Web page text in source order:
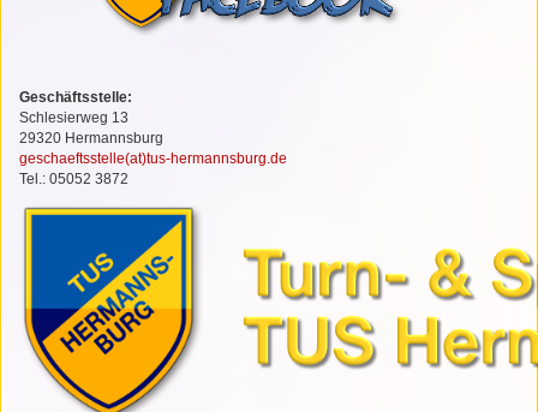
Geschäftsstelle:
Schlesierweg 13
29320 Hermannsburg
geschaeftsstelle(at)tus-hermannsburg.de
Tel.: 05052 3872